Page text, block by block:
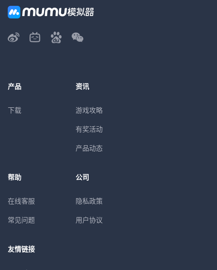
产品
下载
资讯
游戏攻略
有奖活动
产品动态
帮助
在线客服
常见问题
公司
隐私政策
用户协议
友情链接